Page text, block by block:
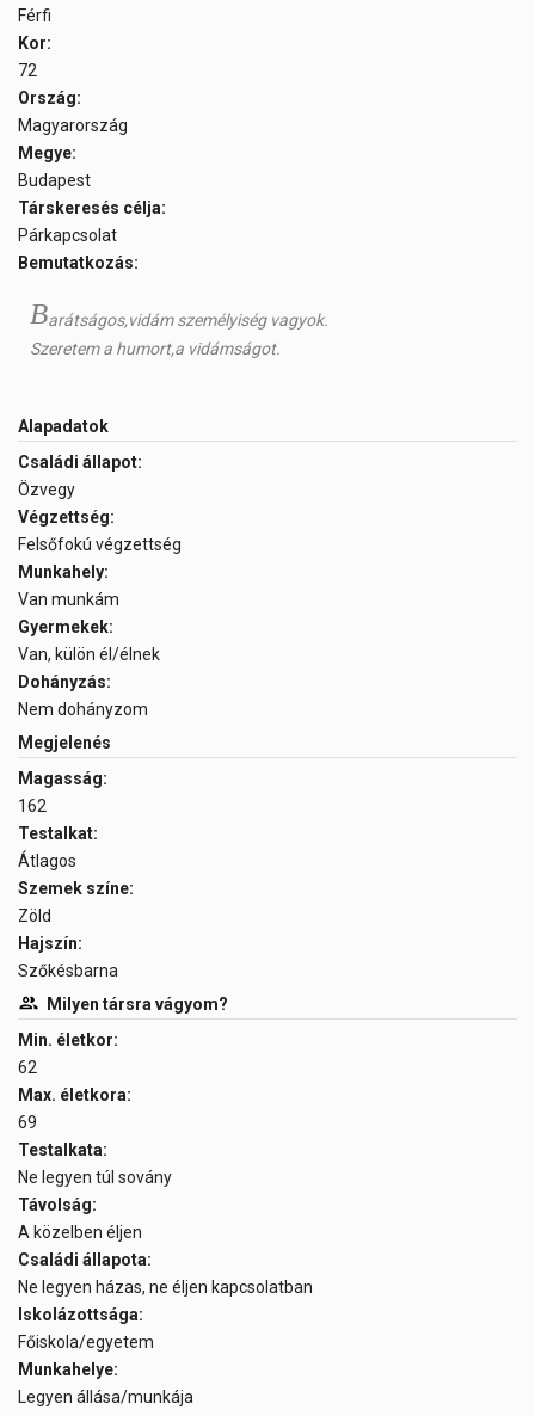
Férfi
Kor:
72
Ország:
Magyarország
Megye:
Budapest
Társkeresés célja:
Párkapcsolat
Bemutatkozás:
Barátságos,vidám személyiség vagyok.
Szeretem a humort,a vidámságot.
Alapadatok
Családi állapot:
Özvegy
Végzettség:
Felsőfokú végzettség
Munkahely:
Van munkám
Gyermekek:
Van, külön él/élnek
Dohányzás:
Nem dohányzom
Megjelenés
Magasság:
162
Testalkat:
Átlagos
Szemek színe:
Zöld
Hajszín:
Szőkésbarna
Milyen társra vágyom?
Min. életkor:
62
Max. életkora:
69
Testalkata:
Ne legyen túl sovány
Távolság:
A közelben éljen
Családi állapota:
Ne legyen házas, ne éljen kapcsolatban
Iskolázottsága:
Főiskola/egyetem
Munkahelye:
Legyen állása/munkája